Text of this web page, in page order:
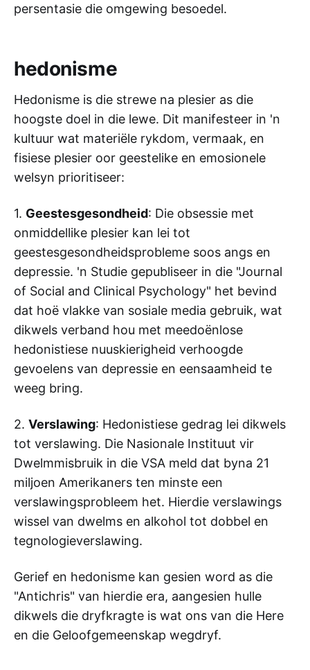
persentasie die omgewing besoedel.
hedonisme
Hedonisme is die strewe na plesier as die
hoogste doel in die lewe. Dit manifesteer in 'n
kultuur wat materiële rykdom, vermaak, en
fisiese plesier oor geestelike en emosionele
welsyn prioritiseer:
1. Geestesgesondheid: Die obsessie met
onmiddellike plesier kan lei tot
geestesgesondheidsprobleme soos angs en
depressie. 'n Studie gepubliseer in die "Journal
of Social and Clinical Psychology" het bevind
dat hoë vlakke van sosiale media gebruik, wat
dikwels verband hou met meedoënlose
hedonistiese nuuskierigheid verhoogde
gevoelens van depressie en eensaamheid te
weeg bring.
2. Verslawing: Hedonistiese gedrag lei dikwels
tot verslawing. Die Nasionale Instituut vir
Dwelmmisbruik in die VSA meld dat byna 21
miljoen Amerikaners ten minste een
verslawingsprobleem het. Hierdie verslawings
wissel van dwelms en alkohol tot dobbel en
tegnologieverslawing.
Gerief en hedonisme kan gesien word as die
"Antichris" van hierdie era, aangesien hulle
dikwels die dryfkragte is wat ons van die Here
en die Geloofgemeenskap wegdryf.